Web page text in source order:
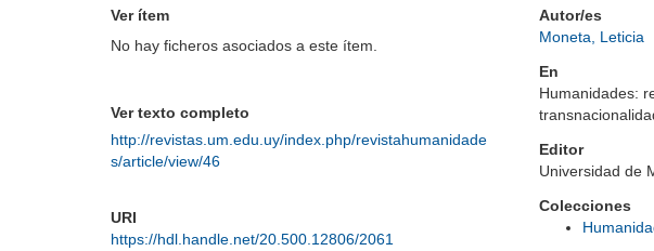
Ver ítem
No hay ficheros asociados a este ítem.
Ver texto completo
http://revistas.um.edu.uy/index.php/revistahumanidade
s/article/view/46
URI
https://hdl.handle.net/20.500.12806/2061
Autor/es
Moneta, Leticia
En
Humanidades:
Editor
Universidad de
Colecciones